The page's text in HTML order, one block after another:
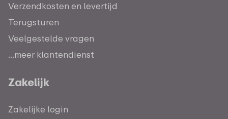
Verzendkosten en levertijd
Terugsturen
Veelgestelde vragen
...meer klantendienst
Zakelijk
Zakelijke login